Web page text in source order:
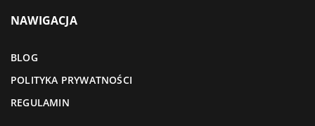
NAWIGACJA
BLOG
POLITYKA PRYWATNOŚCI
REGULAMIN